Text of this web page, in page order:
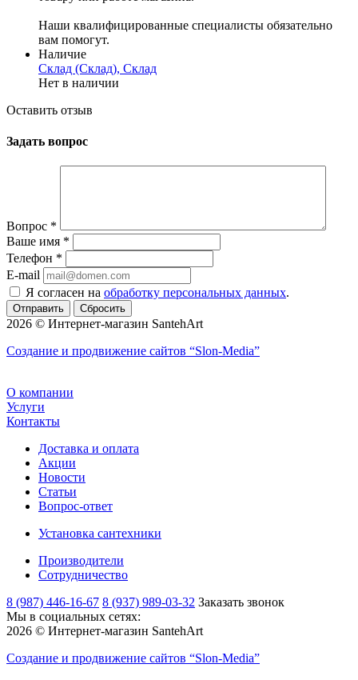
Наши квалифицированные специалисты обязательно
вам помогут.
Наличие
Склад (Склад), Склад
Нет в наличии
Оставить отзыв
Задать вопрос
Вопрос *
Ваше имя *
Телефон *
E-mail
Я согласен на обработку персональных данных.
Сбросить
2026 © Интернет-магазин SantehArt
Создание и продвижение сайтов “Slon-Media”
О компании
Услуги
Контакты
Доставка и оплата
Акции
Новости
Статьи
Вопрос-ответ
Установка сантехники
Производители
Сотрудничество
8 (987) 446-16-67 8 (937) 989-03-32 Заказать звонок
Мы в социальных сетях:
2026 © Интернет-магазин SantehArt
Создание и продвижение сайтов “Slon-Media”